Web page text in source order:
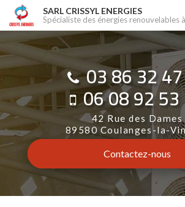
Aller
au
contenu
principal
SARL CRISSYL ENERGIES
Spécialiste des énergies renouvelables
03 86 32
06 08 92
42 Rue des Dames
89580 Coulanges-la-
Contactez-nous